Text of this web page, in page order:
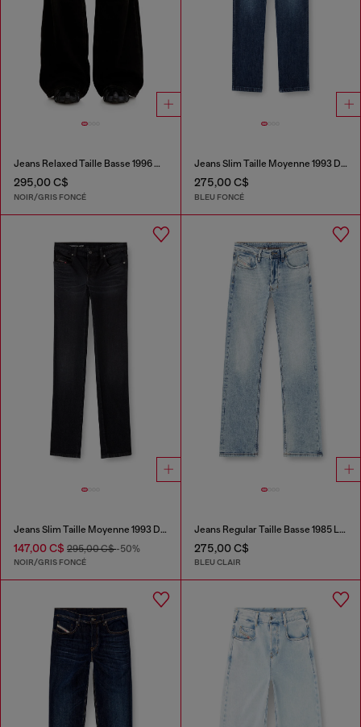
Jeans Relaxed Taille Basse 1996 D-Sire
295,00 C$
NOIR/GRIS FONCÉ
Jeans Slim Taille Moyenne 1993 D-Vyl
275,00 C$
BLEU FONCÉ
Jeans Slim Taille Moyenne 1993 D-Vyl
147,00 C$ 295,00 C$-50%
NOIR/GRIS FONCÉ
Jeans Regular Taille Basse 1985 Larkee
275,00 C$
BLEU CLAIR